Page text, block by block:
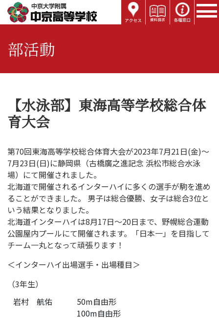
部活動
【水泳部】東海高等学校総合体
育大会
第70回東海高等学校総合体育大会が2023年7月21日(金)～
7月23日(日)に静岡県（古橋廣之進記念 浜松市総合水泳
場）にて開催されました。
北海道で開催されるインターハイに多くの選手が駒を進め
ることができました。 男子は総合優勝、女子は総合3位と
いう結果となりました。
北海道インターハイは8月17日〜20日まで、野幌総合運動
公園屋内プールにて開催されます。「日本一」を目指して
チーム一丸となって頑張ります！
＜インターハイ出場選手・出場種目＞
（3年生）
岩村 航佑
50m自由形
100m自由形